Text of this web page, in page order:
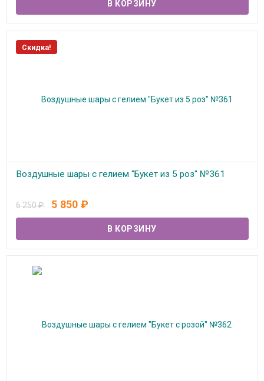
Скидка!
Воздушные шары с гелием "Букет из 5 роз" №361
6 250₽ 5 850 ₽